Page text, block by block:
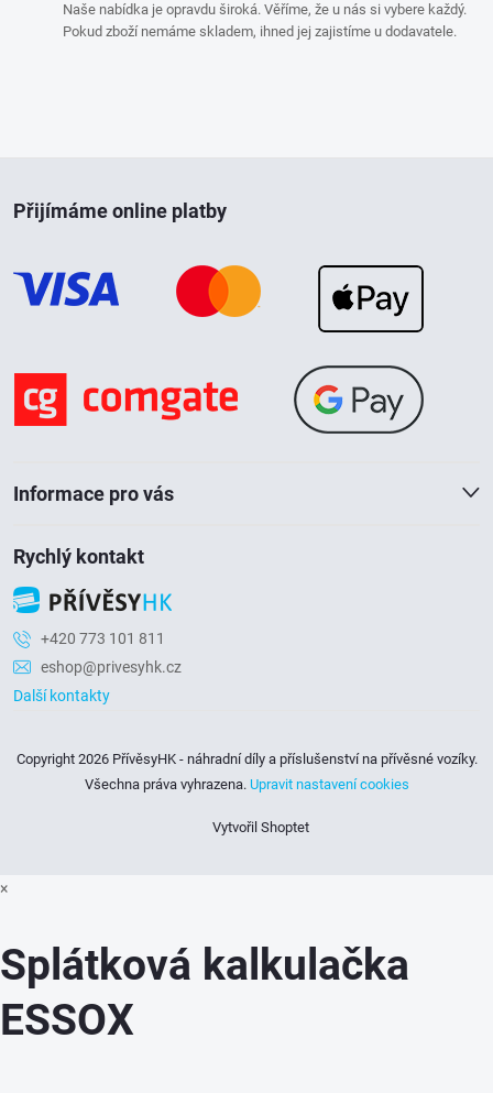
p
s
Naše nabídka je opravdu široká. Věříme, že u nás si vybere každý.
Pokud zboží nemáme skladem, ihned jej zajistíme u dodavatele.
p
Přijímáme online platby
Informace pro vás
Rychlý kontakt
+420 773 101 811
eshop@privesyhk.cz
Další kontakty
Vytvořil Shoptet
Copyright 2026 PřívěsyHK - náhradní díly a příslušenství na přívěsné vozíky.
Všechna práva vyhrazena. Upravit nastavení cookies
×
Splátková kalkulačka
ESSOX